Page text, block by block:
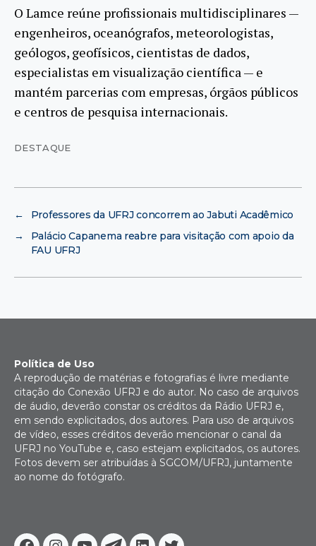
O Lamce reúne profissionais multidisciplinares —
engenheiros, oceanógrafos, meteorologistas,
geólogos, geofísicos, cientistas de dados,
especialistas em visualização científica — e
mantém parcerias com empresas, órgãos públicos
e centros de pesquisa internacionais.
DESTAQUE
←
Professores da UFRJ concorrem ao Jabuti Acadêmico
→
Palácio Capanema reabre para visitação com apoio da
FAU UFRJ
Política de Uso
A reprodução de matérias e fotografias é livre mediante
citação do Conexão UFRJ e do autor. No caso de arquivos
de áudio, deverão constar os créditos da Rádio UFRJ e,
em sendo explicitados, dos autores. Para uso de arquivos
de vídeo, esses créditos deverão mencionar o canal da
UFRJ no YouTube e, caso estejam explicitados, os autores.
Fotos devem ser atribuídas à SGCOM/UFRJ, juntamente
ao nome do fotógrafo.